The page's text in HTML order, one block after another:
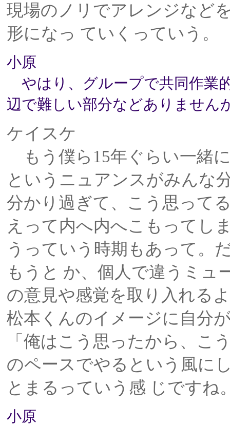
現場のノリでアレンジなど
形になっ ていくっていう。
小原
やはり、グループで共同作業
辺で難しい部分などありません
ケイスケ
もう僕ら15年ぐらい一緒
というニュアンスがみんな
分かり過ぎて、こう思って
えって内へ内へこもってし
うっていう時期もあって。
もうと か、個人で違うミュ
の意見や感覚を取り入れる
松本くんのイメージに自分
「俺はこう思ったから、こ
のペースでやるという風に
とまるっていう感 じですね
小原